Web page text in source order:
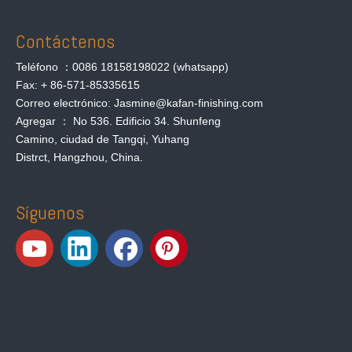
Contáctenos
Teléfono ：0086 18158198022 (whatsapp)
Fax: + 86-571-85335615
Correo electrónico: Jasmine@kafan-finishing.com
Agregar ： No 536. Edificio 34. Shunfeng
Camino, ciudad de Tangqi, Yuhang
Distrct, Hangzhou, China.
Síguenos